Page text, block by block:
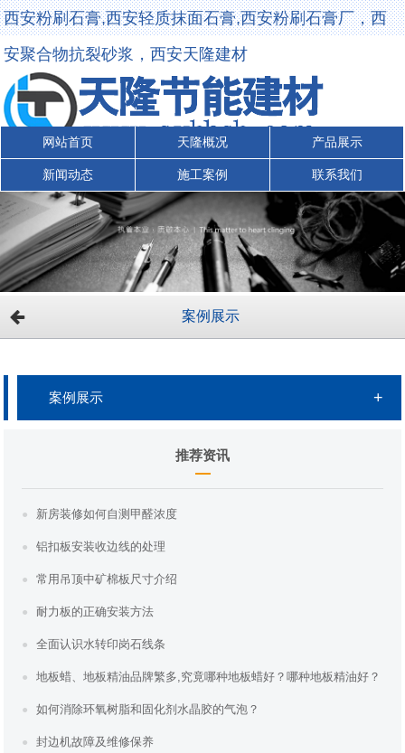
西安粉刷石膏,西安轻质抹面石膏,西安粉刷石膏厂，西
安聚合物抗裂砂浆，西安天隆建材
网站首页 天隆概况 产品展示
新闻动态 施工案例 联系我们
案例展示
案例展示
推荐资讯
新房装修如何自测甲醛浓度
铝扣板安装收边线的处理
常用吊顶中矿棉板尺寸介绍
耐力板的正确安装方法
全面认识水转印岗石线条
地板蜡、地板精油品牌繁多,究竟哪种地板蜡好？哪种地板精油好？
如何消除环氧树脂和固化剂水晶胶的气泡？
封边机故障及维修保养